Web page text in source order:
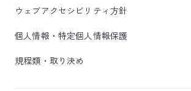
ウェブアクセシビリティ方針
個人情報・特定個人情報保護
規程類・取り決め